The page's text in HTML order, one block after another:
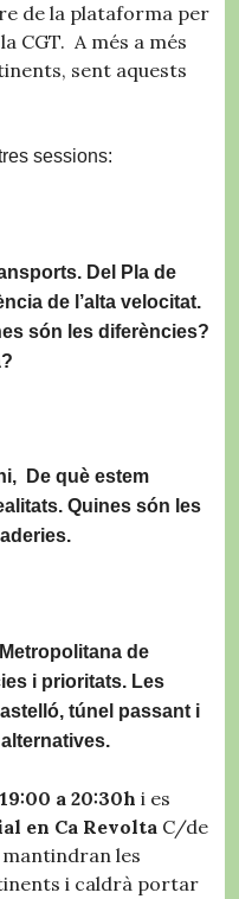
de la plataforma per
CGT. A més a més
sent aquests
sessions:
Del Pla de
de l’alta velocitat.
són les diferències?
De què estem
Quines són les
de
i prioritats. Les
túnel passant i
a 20:30h i es
en Ca Revolta C/de
mantindran les
i caldrà portar